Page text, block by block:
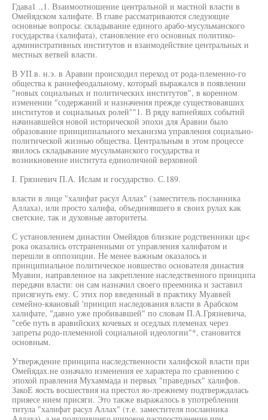
Гдава1 .,1. Взаимоотношение центральной и мастной власти в
Омейядском халифате. В главе рассматриваются следующие
основные вопросы: складывание единого арабо-мусульманского
государства (халифата), становление его основных политико-
административных институтов и взаимодействие центральных и
местных ветвей власти.
В УП в. н.э. в Аравии происходил переход от рода-племенно-го
общества к раннефеодальному, который выражался в появлении
"новых социальных и политических институтов", в коренном
изменении "содержаний и назначения прежде существовавших
институтов и социальных ролей""1. В ряду вапнейяшх событий
начинавшейся новой исторической эпохи для Аравии было
образование принципиального механизма управления социально-
политической жизнью общества. Центральным в этом процессе
явилось складывание мусульманского государства и
возникновение института единоличной верховной
I. Грязневич П.А. Ислам и государство. С.189.
власти в лице "халифат расул Аллах" (заместитель посланника
Аллаха), или просто халифа, объединявшего в своих рулах как
светские, так и духовные авторитеты.
С установлением династии Омейядов близкие родственники цр<
рока оказались отстраненными от управления халифатом и
перешли в оппозиции. Не менее важным оказалось и
принципиальное политическое новшество основателя династия
Муавии, направленное на закрепление наследственного принципа
передачи власти: он сам назначил своего преемника и заставил
присягнуть ему. С этих пор введенный в практику Муаввей
семейно-кяановый 'принцип наследования власти в Арабском
халифате, "давно уже пробивавшей" по словам П.А.Грязневича,
"себе путь в аравийских кочевых и оседлых племенах через
запреты родо-племенной социальной идеологии"*, становится
основным.
Утверждение принципа наследственности халифской власти при
Омейядах.не означало изменения ее характера по сравнению с
эпохой правления Мухаммада и первых "праведных" халифов.
ЗакоЕ яость восшествия на престол яо-лрежнему подтверждалась
прияесе нием присяги. Это также выражалось в употреблении
титула "халифат расул Аллах" (т.е. заместителя посланника